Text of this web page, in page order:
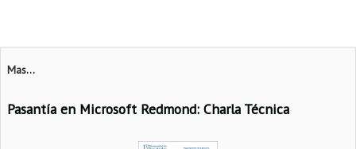
Mas...
Pasantía en Microsoft Redmond: Charla Técnica